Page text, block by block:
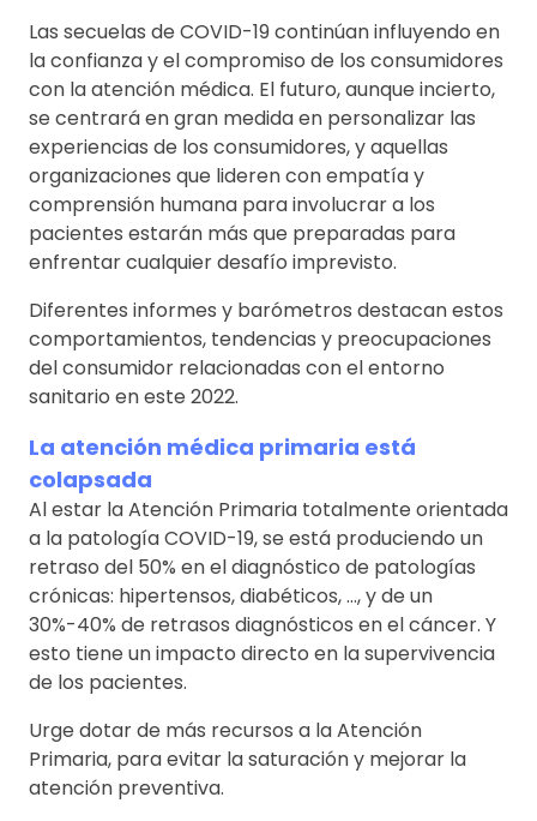
Las secuelas de COVID-19 continúan influyendo en
la confianza y el compromiso de los consumidores
con la atención médica. El futuro, aunque incierto,
se centrará en gran medida en personalizar las
experiencias de los consumidores, y aquellas
organizaciones que lideren con empatía y
comprensión humana para involucrar a los
pacientes estarán más que preparadas para
enfrentar cualquier desafío imprevisto.
Diferentes informes y barómetros destacan estos
comportamientos, tendencias y preocupaciones
del consumidor relacionadas con el entorno
sanitario en este 2022.
La atención médica primaria está
colapsada
Al estar la Atención Primaria totalmente orientada
a la patología COVID-19, se está produciendo un
retraso del 50% en el diagnóstico de patologías
crónicas: hipertensos, diabéticos, …, y de un
30%-40% de retrasos diagnósticos en el cáncer. Y
esto tiene un impacto directo en la supervivencia
de los pacientes.
Urge dotar de más recursos a la Atención
Primaria, para evitar la saturación y mejorar la
atención preventiva.